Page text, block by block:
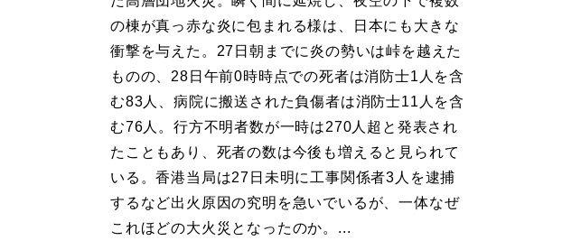
の棟が真っ赤な炎に包まれる様は、日本にも大きな
衝撃を与えた。27日朝までに炎の勢いは峠を越えた
ものの、28日午前0時時点での死者は消防士1人を含
む83人、病院に搬送された負傷者は消防士11人を含
む76人。行方不明者数が一時は270人超と発表され
たこともあり、死者の数は今後も増えると見られて
いる。香港当局は27日未明に工事関係者3人を逮捕
するなど出火原因の究明を急いでいるが、一体なぜ
これほどの大火災となったのか。...